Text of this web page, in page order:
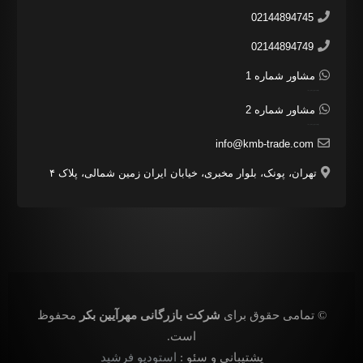
02144894745
02144894749
مشاور شماره 1
مشاور شماره 2
info@kmb-trade.com
تهران، پونک، بلوار مخبری، خیابان ایران زمین شمالی، پلاک ۴
© تمامی حقوق برای شرکت بازرگانی مهرآیین بکر محفوظ
است.
پشتیبانی و سئو : استودیو فرشید